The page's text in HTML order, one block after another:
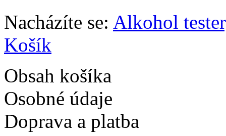
Nacházíte se: Alkohol
Košík
Obsah košíka
Osobné údaje
Doprava a platba